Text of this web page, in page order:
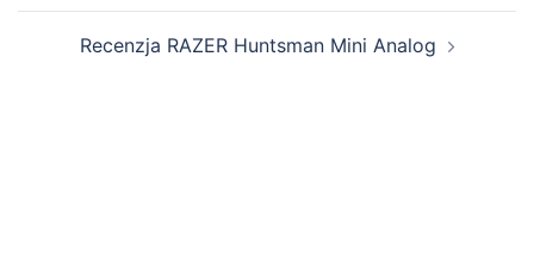
Recenzja RAZER Huntsman Mini Analog